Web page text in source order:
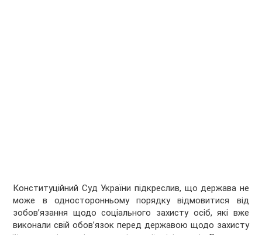
Конституційний Суд України підкреслив, що держава не
може в односторонньому порядку відмовитися від
зобов’язання щодо соціального захисту осіб, які вже
виконали свій обов’язок перед державою щодо захисту